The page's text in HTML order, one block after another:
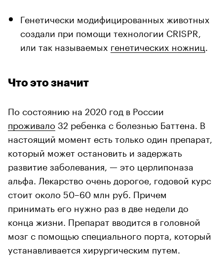
Генетически модифицированных животных
создали при помощи технологии CRISPR,
или так называемых генетических ножниц
Что это значит
По состоянию на 2020 год в России
проживало32 ребенка с болезнью Баттена. В
настоящий момент есть только один препарат,
который может остановить и задержать
развитие заболевания, — это церлипоназа
альфа. Лекарство очень дорогое, годовой курс
стоит около 50–60 млн руб. Причем
принимать его нужно раз в две недели до
конца жизни. Препарат вводится в головной
мозг с помощью специального порта, который
устанавливается хирургическим путем.